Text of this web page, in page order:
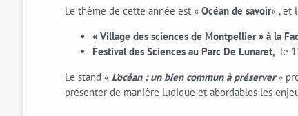
Le thème de cette année est « Océan de savoir« , et
« Village des sciences de Montpellier » à la
Festival des Sciences au Parc De Lunaret, le
Le stand « L’océan : un bien commun à préserver»
présenter de manière ludique et abordables les